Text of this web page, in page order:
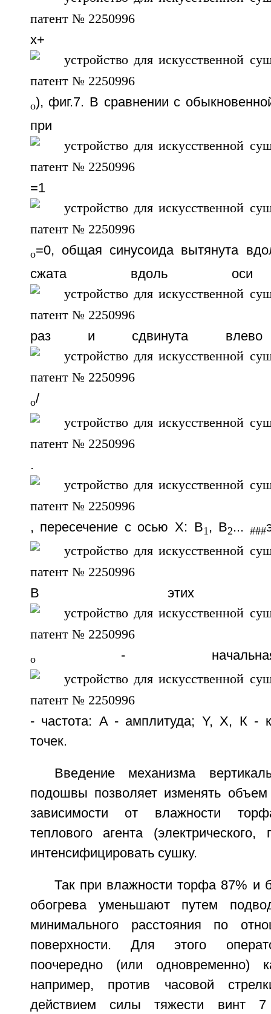
x+
o), фиг.7. В сравнении с
при
=1
o=0, общая синусоида вытянута
сжата вдоль
раз и сдвинута
o/
.
, пересечение с осью X: B1 , B2... ###
В этих
o -
- частота: A - амплитуда; Y, X, К -
точек.
Введение механизма
подошвы позволяет изменять
зависимости от влажности
теплового агента (электрического,
интенсифицировать сушку.
Так при влажности торфа 87% и
обогрева уменьшают путем
минимального расстояния по
поверхности. Для этого
поочередно (или одновременно)
например, против часовой
действием силы тяжести винт 7